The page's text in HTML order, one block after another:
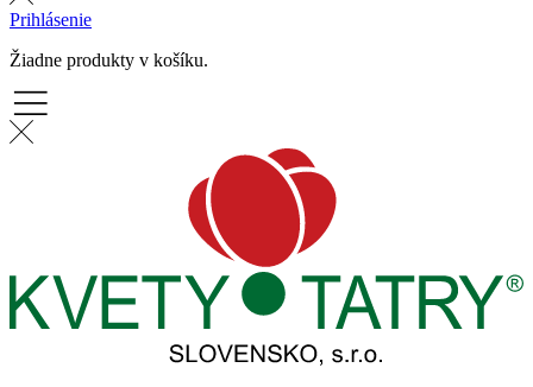
Prihlásenie
Žiadne produkty v košíku.